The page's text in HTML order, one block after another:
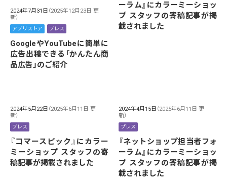
2024年7月31日 （2025年12月23日 更
新）
アプリストア プレス
GoogleやYouTubeに簡単に
広告出稿できる「かんたん商
品広告」のご紹介
ーラム』にカラーミーショッ
プ スタッフの寄稿記事が掲
載されました
2024年5月22日 （2025年6月11日 更
新）
プレス
『コマースピック』にカラー
ミーショップ スタッフの寄
稿記事が掲載されました
2024年4月15日 （2025年6月11日 更
新）
プレス
『ネットショップ担当者フォ
ーラム』にカラーミーショッ
プ スタッフの寄稿記事が掲
載されました